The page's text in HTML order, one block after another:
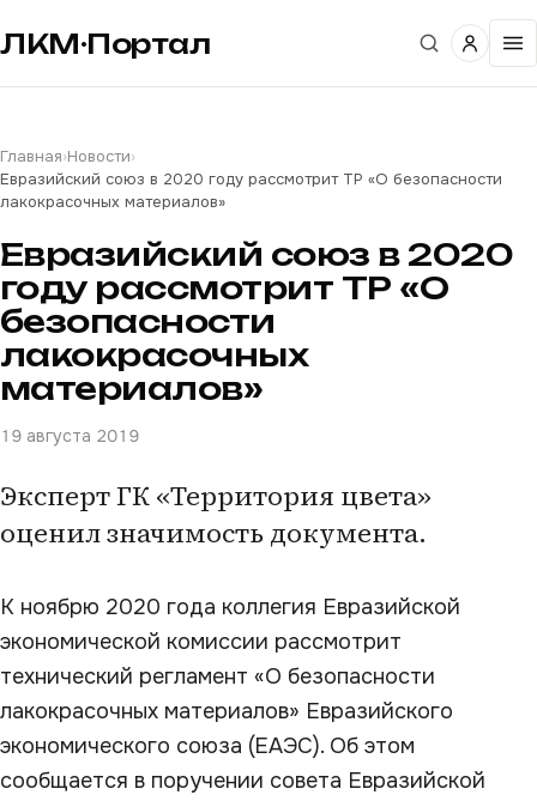
ЛКМ·Портал
Главная›Новости›
Евразийский союз в 2020 году рассмотрит ТР «О безопасности
лакокрасочных материалов»
Евразийский союз в 2020
году рассмотрит ТР «О
безопасности
лакокрасочных
материалов»
19 августа 2019
Эксперт ГК «Территория цвета»
оценил значимость документа.
К ноябрю 2020 года коллегия Евразийской
экономической комиссии рассмотрит
технический регламент «О безопасности
лакокрасочных материалов» Евразийского
экономического союза (ЕАЭС). Об этом
сообщается в поручении совета Евразийской